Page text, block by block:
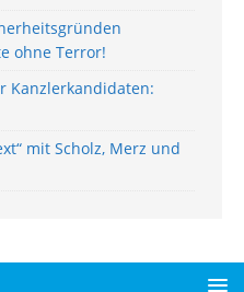
ohne Terror!
Kanzlerkandidaten:
mit Scholz, Merz und